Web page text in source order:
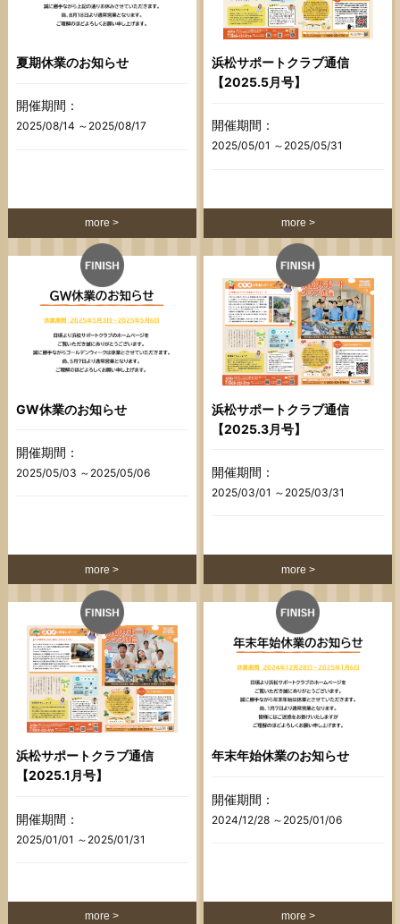
夏期休業のお知らせ
開催期間：
2025/08/14 ～2025/08/17
more
浜松サポートクラブ通信
【2025.5月号】
開催期間：
2025/05/01 ～2025/05/31
more
GW休業のお知らせ
開催期間：
2025/05/03 ～2025/05/06
more
浜松サポートクラブ通信
【2025.3月号】
開催期間：
2025/03/01 ～2025/03/31
more
浜松サポートクラブ通信
【2025.1月号】
開催期間：
2025/01/01 ～2025/01/31
more
年末年始休業のお知らせ
開催期間：
2024/12/28 ～2025/01/06
more